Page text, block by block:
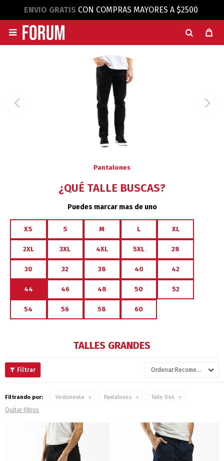
ENVIO GRATIS CON COMPRAS MAYORES A $2500

Pantalones
¿QUÉ TALLE BUSCAS?
Puedes marcar mas de uno
XS S M L XL
2XL 3XL 4XL 5XL 28
30 32 38 40 42
44 46 48 50 52
54 56 58 60
TALLES GRANDES
Recomendados
Filtrando por: Vestimenta Pantalones Talle 044
Quitar filtros